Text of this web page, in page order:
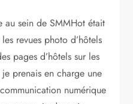
sein de SMMHot était
revues photo d’hôtels
pages d’hôtels sur les
prenais en charge une
numérique